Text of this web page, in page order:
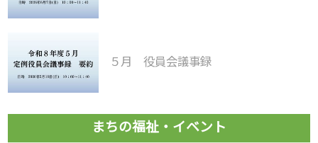
５月 役員会議事録